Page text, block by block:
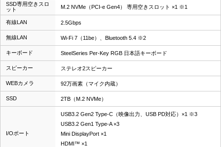
SSD専用空きスロ
ット
M.2 NVMe（PCI-e Gen4） 専用空きスロット ×1 ※1
有線LAN 2.5Gbps
無線LAN Wi-Fi 7（11be）、Bluetooth 5.4 ※2
キーボード SteelSeries Per-Key RGB 日本語キーボード
スピーカー ステレオ2スピーカー
WEBカメラ 92万画素（マイク内蔵）
SSD 2TB（M.2 NVMe）
I/Oポート
USB3.2 Gen2 Type-C（映像出力、USB PD対応）×1 ※3
USB3.2 Gen1 Type-A ×3
Mini DisplayPort ×1
HDMI™ ×1